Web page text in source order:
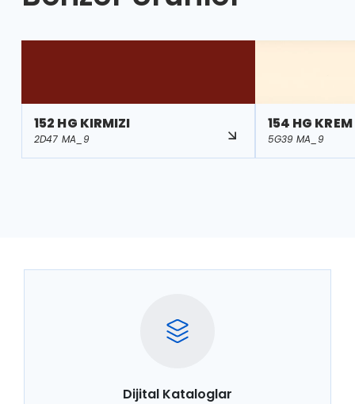
152 HG KIRMIZI
2D47 MA_9
154 HG KREM
5G39 MA_9
Dijital Kataloglar